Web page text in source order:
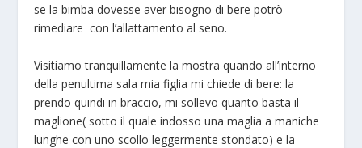
se la bimba dovesse aver bisogno di bere potrò
rimediare con l’allattamento al seno.
Visitiamo tranquillamente la mostra quando all’interno
della penultima sala mia figlia mi chiede di bere: la
prendo quindi in braccio, mi sollevo quanto basta il
maglione( sotto il quale indosso una maglia a maniche
lunghe con uno scollo leggermente stondato) e la